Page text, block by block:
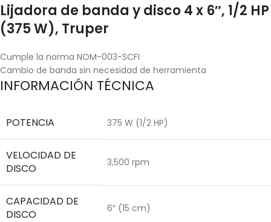
Lijadora de banda y disco 4 x 6″, 1/2 HP
(375 W), Truper
Cumple la norma NOM-003-SCFI
Cambio de banda sin necesidad de herramienta
INFORMACIÓN TÉCNICA
POTENCIA 375 W (1/2 HP)
VELOCIDAD DE
DISCO
3,500 rpm
CAPACIDAD DE
DISCO
6″ (15 cm)